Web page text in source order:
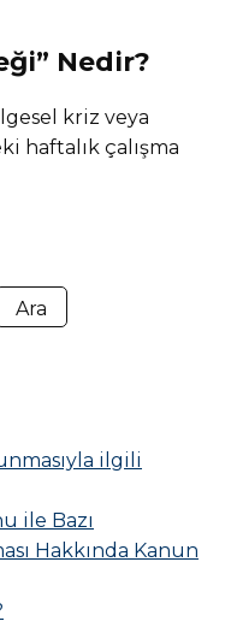
Nedir?
kriz veya
haftalık çalışma
ilgili
ile Bazı
Hakkında Kanun